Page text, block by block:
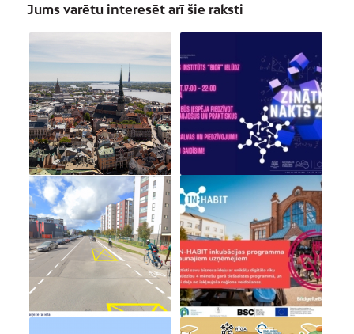
Jums varētu interesēt arī šie raksti